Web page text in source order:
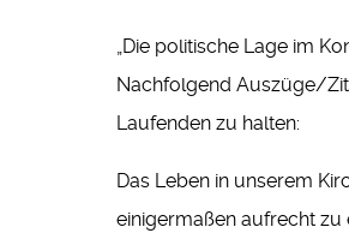
„Die politische Lage im
Nachfolgend Auszüge/
Laufenden zu halten:
Das Leben in unserem
einigermaßen aufrecht zu